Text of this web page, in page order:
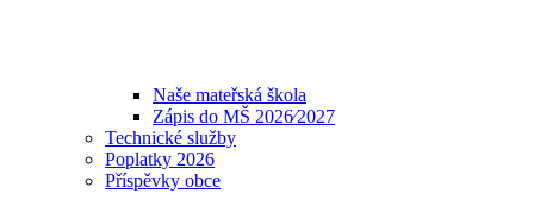
Naše mateřská škola
Zápis do MŠ 2026⁄2027
Technické služby
Poplatky 2026
Příspěvky obce